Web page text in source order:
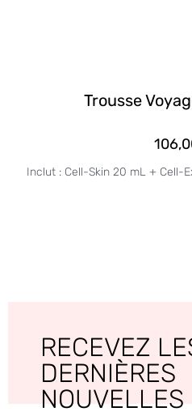
Trousse
Inclut : Cell-Skin 20 mL + Cell-
RECEVEZ
DERNIÈRES
NOUVELLES